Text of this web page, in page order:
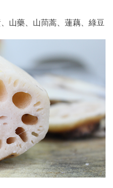
山藥、山茼蒿、蓮藕、綠豆